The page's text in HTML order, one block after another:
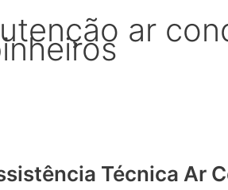
ar
Técnica Ar